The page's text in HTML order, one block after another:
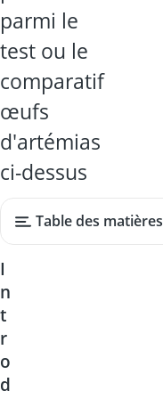
parmi le
test ou le
comparatif
œufs
d'artémias
ci-dessus
Table des matières
I
n
t
r
o
d